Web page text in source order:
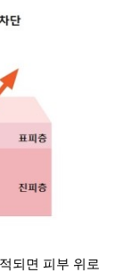
되면 피부 위로